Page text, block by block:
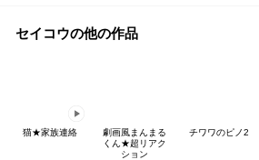
セイコウの他の作品
猫★家族連絡
劇画風まんまる
くん★超リアク
ション
チワワのピノ2